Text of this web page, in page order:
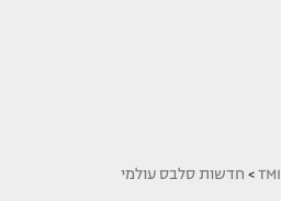
TMI
> חדשות סלבס עולמי